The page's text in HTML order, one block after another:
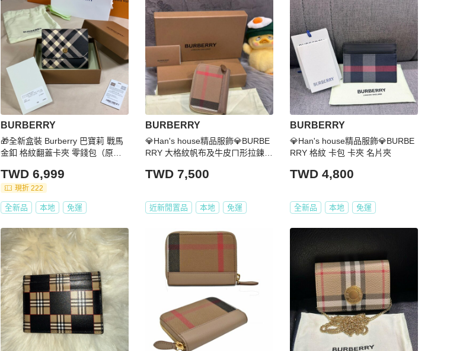
BURBERRY
🎁全新盒裝 Burberry 巴寶莉 戰馬
金釦 格紋翻蓋卡夾 零錢包（原價1
TWD 6,999
現折 222
全新品 本地 免運
BURBERRY
💎Han's house精品服飾💎BURBE
RRY 大格紋帆布及牛皮ㄇ形拉鍊零
TWD 7,500
近新閒置品 本地 免運
BURBERRY
💎Han's house精品服飾💎BURBE
RRY 格紋 卡包 卡夾 名片夾
TWD 4,800
全新品 本地 免運